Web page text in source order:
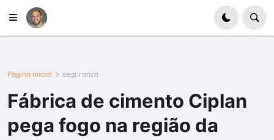
Página inicial segurança
Fábrica de cimento Ciplan
pega fogo na região da